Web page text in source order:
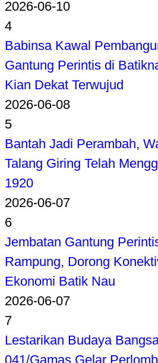
2026-06-10
4
Babinsa Kawal
Gantung Perintis di
Kian Dekat Terwujud
2026-06-08
5
Bantah Jadi Perambah,
Talang Giring Telah
1920
2026-06-07
6
Jembatan Gantung
Rampung, Dorong
Ekonomi Batik Nau
2026-06-07
7
Lestarikan Budaya
041/Gamas Gelar